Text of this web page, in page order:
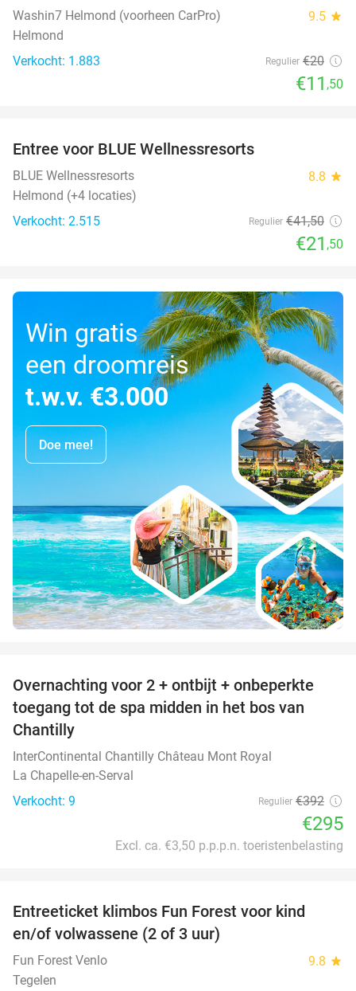
Washin7 Helmond (voorheen CarPro) 9.5 star
Helmond
Verkocht: 1.883
Regulier €20
€11 ,50
Entree voor BLUE Wellnessresorts
BLUE Wellnessresorts 8.8 star
Helmond (+4 locaties)
Verkocht: 2.515
Regulier €41,50
€21 ,50
Win gratis
een droomreis
t.w.v. €3.000
Doe mee!
25%
Overnachting voor 2 + ontbijt + onbeperkte
toegang tot de spa midden in het bos van
Chantilly
InterContinental Chantilly Château Mont Royal
La Chapelle-en-Serval
Verkocht: 9
Regulier €392
€295
Excl. ca. €3,50 p.p.p.n. toeristenbelasting
Entreeticket klimbos Fun Forest voor kind
en/of volwassene (2 of 3 uur)
Fun Forest Venlo 9.8 star
Tegelen